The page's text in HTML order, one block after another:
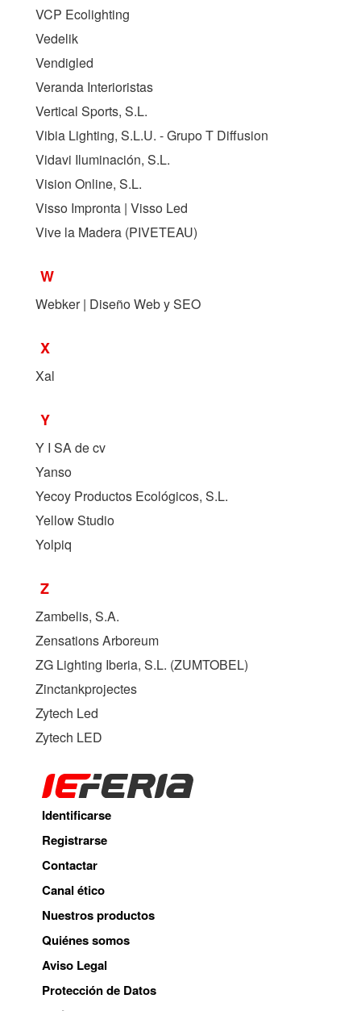
VCP Ecolighting
Vedelik
Vendigled
Veranda Interioristas
Vertical Sports, S.L.
Vibia Lighting, S.L.U. - Grupo T Diffusion
Vidavi Iluminación, S.L.
Vision Online, S.L.
Visso Impronta | Visso Led
Vive la Madera (PIVETEAU)
W
Webker | Diseño Web y SEO
X
Xal
Y
Y I SA de cv
Yanso
Yecoy Productos Ecológicos, S.L.
Yellow Studio
Yolpiq
Z
Zambelis, S.A.
Zensations Arboreum
ZG Lighting Iberia, S.L. (ZUMTOBEL)
Zinctankprojectes
Zytech Led
Zytech LED
Identificarse
Registrarse
Contactar
Canal ético
Nuestros productos
Quiénes somos
Aviso Legal
Protección de Datos